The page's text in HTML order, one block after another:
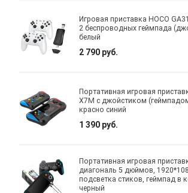
Игровая приставка HOCO
2 беспроводных геймпада
белый
2 790 руб.
Портативная игровая
X7M c джойстиком
красно синий
1 390 руб.
Портативная игровая
диагональ 5 дюймов,
подсветка стиков, геймпад в
черный